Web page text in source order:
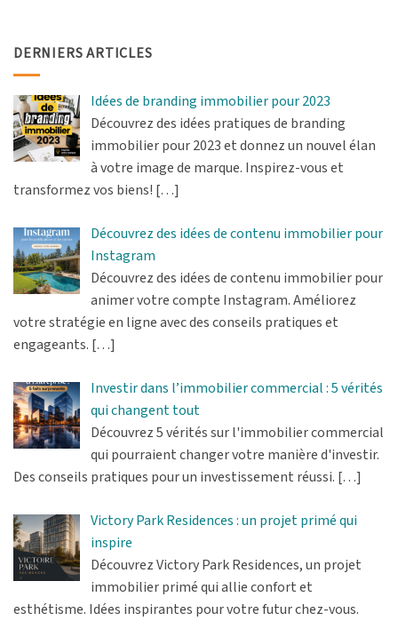
DERNIERS ARTICLES
Idées de branding immobilier pour 2023
Découvrez des idées pratiques de branding
immobilier pour 2023 et donnez un nouvel élan
à votre image de marque. Inspirez-vous et
transformez vos biens! […]
Découvrez des idées de contenu immobilier pour
Instagram
Découvrez des idées de contenu immobilier pour
animer votre compte Instagram. Améliorez
votre stratégie en ligne avec des conseils pratiques et
engageants. […]
Investir dans l’immobilier commercial : 5 vérités
qui changent tout
Découvrez 5 vérités sur l'immobilier commercial
qui pourraient changer votre manière d'investir.
Des conseils pratiques pour un investissement réussi. […]
Victory Park Residences : un projet primé qui
inspire
Découvrez Victory Park Residences, un projet
immobilier primé qui allie confort et
esthétisme. Idées inspirantes pour votre futur chez-vous.